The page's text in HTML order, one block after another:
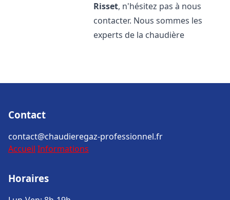
Risset, n'hésitez pas à nous
contacter. Nous sommes les
experts de la chaudière
Contact
contact@chaudieregaz-professionnel.fr
Accueil Informations
Horaires